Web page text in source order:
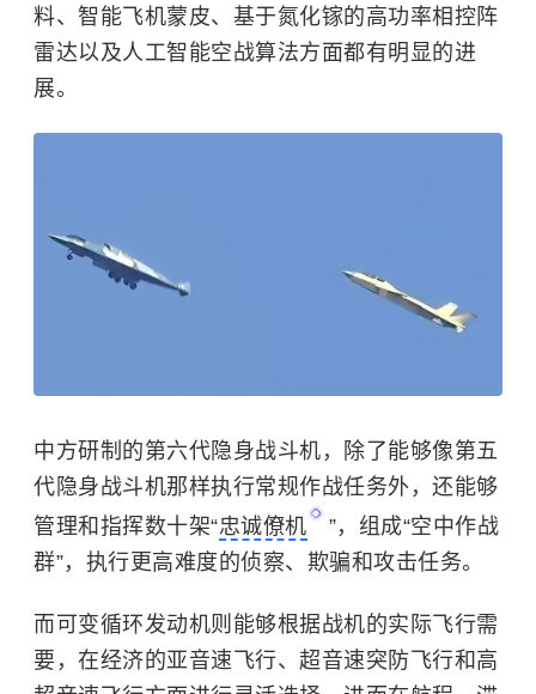
料、智能飞机蒙皮、基于氮化镓的高功率相控阵
雷达以及人工智能空战算法方面都有明显的进
展。
中方研制的第六代隐身战斗机，除了能够像第五
代隐身战斗机那样执行常规作战任务外，还能够
管理和指挥数十架“忠诚僚机
”，组成“空中作战
群”，执行更高难度的侦察、欺骗和攻击任务。
而可变循环发动机则能够根据战机的实际飞行需
要，在经济的亚音速飞行、超音速突防飞行和高